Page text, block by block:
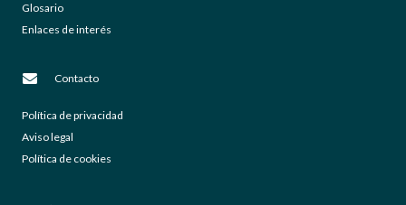
Glosario
Enlaces de interés
Contacto
Política de privacidad
Aviso legal
Política de cookies